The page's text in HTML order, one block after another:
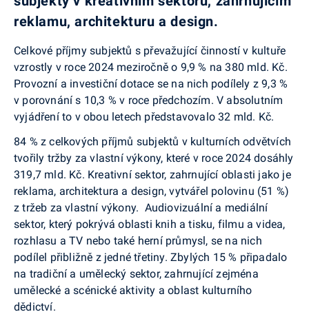
reklamu, architekturu a design.
Celkové příjmy subjektů s převažující činností v kultuře
vzrostly v roce 2024 meziročně o 9,9 % na 380 mld. Kč.
Provozní a investiční dotace se na nich podílely z 9,3 %
v porovnání s 10,3 % v roce předchozím. V absolutním
vyjádření to v obou letech představovalo 32 mld. Kč.
84 % z celkových příjmů subjektů v kulturních odvětvích
tvořily tržby za vlastní výkony, které v roce 2024 dosáhly
319,7 mld. Kč. Kreativní sektor, zahrnující oblasti jako je
reklama, architektura a design, vytvářel polovinu (51 %)
z tržeb za vlastní výkony. Audiovizuální a mediální
sektor, který pokrývá oblasti knih a tisku, filmu a videa,
rozhlasu a TV nebo také herní průmysl, se na nich
podílel přibližně z jedné třetiny. Zbylých 15 % připadalo
na tradiční a umělecký sektor, zahrnující zejména
umělecké a scénické aktivity a oblast kulturního
dědictví.